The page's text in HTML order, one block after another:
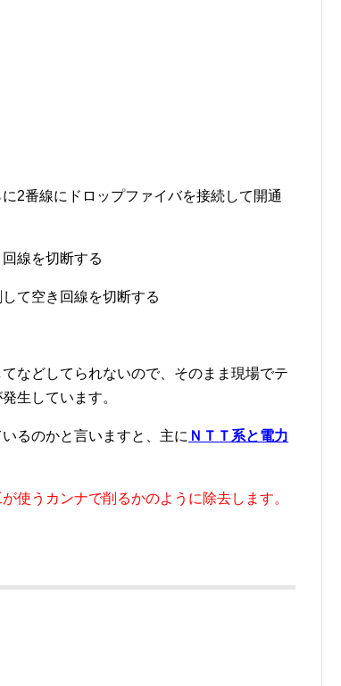
2番線にドロップファイバを接続して開通
線を切断する
て空き回線を切断する
などしてられないので、そのまま現場でテ
生しています。
るのかと言いますと、主に ＮＴＴ系と電力
使うカンナで削るかのように除去します。